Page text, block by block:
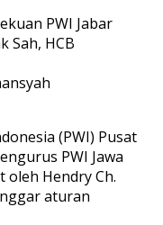
(PWI) Pusat
PWI Jawa
oleh Hendry Ch.
aturan